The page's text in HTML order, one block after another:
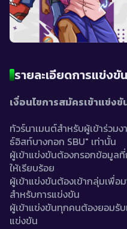
รายละเอียดการแข่งขัน
เงื่อนไขการสมัครเข้าแข่งขั
ทัวร์นาเมนต์สำหรับผู้เข้าร่วม
ธ์อิสท์บางกอก SBU" เท่านั้น
ผู้เข้าแข่งขันต้องกรอกข้อมูล
ให้เรียบร้อย
ผู้เข้าแข่งขันต้องเข้ากลุ่มเพื่อ
สำหรับการแข่งขัน
ผู้เข้าแข่งขันทุกคนต้องยอมรั
แข่งขัน